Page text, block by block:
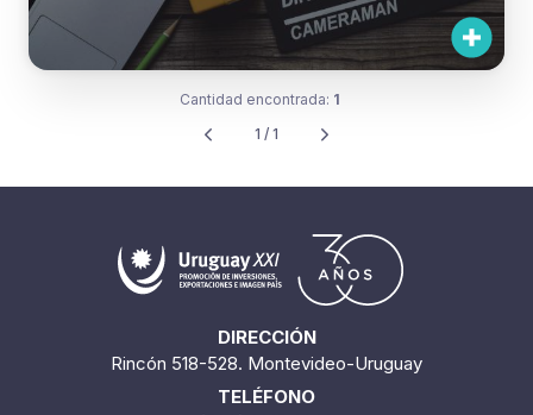
Cantidad encontrada: 1
1 / 1
DIRECCIÓN
Rincón 518-528. Montevideo-Uruguay
TELÉFONO